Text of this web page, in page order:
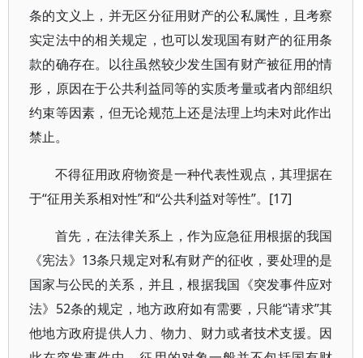
条的文义上，并无区分征用财产的公私属性，且考察
实定法中的相关规定，也可以发现国有财产的征用条
款的确存在。以往虽然较少发生国有财产被征用的情
形，原因在于公共利益同等的实质考量或者内部组织
约束等因素，但无论规范上还是法理上均未对此作出
禁止。
不得征用政府物资是一种代表性观点，其理据在
于“征用关系相对性”和“公共利益对等性”。[17]
首先，在法律关系上，作为应急征用根据的我国
《宪法》13条只规定对私有财产的征收，要处理的是
国家与公民的关系，并且，根据我国《突发事件应对
法》52条的规定，地方政府如有需要，只能“请求”其
他地方政府提供人力、物力、财力或者技术支援。因